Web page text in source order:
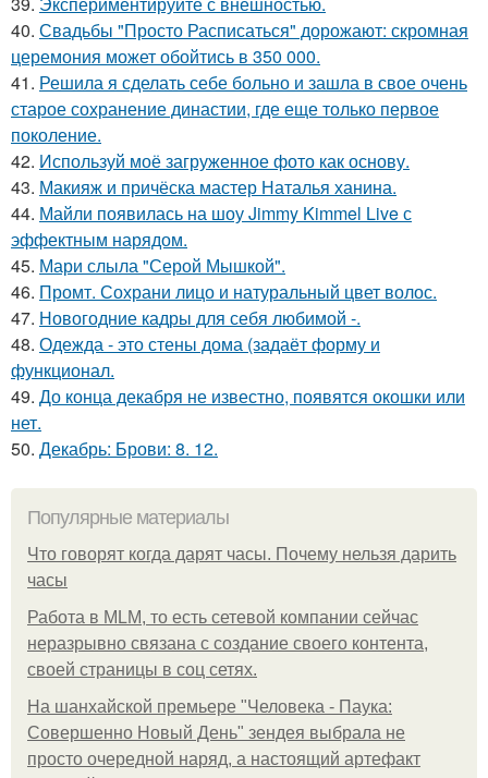
40. Свадьбы "Просто Расписаться" дорожают: скромная
церемония может обойтись в 350 000.
41. Решила я сделать себе больно и зашла в свое очень
старое сохранение династии, где еще только первое
поколение.
42. Используй моё загруженное фото как основу.
43. Макияж и причёска мастер Наталья ханина.
44. Майли появилась на шоу Jimmy Kimmel Live с
эффектным нарядом.
45. Мари слыла "Серой Мышкой".
46. Промт. Сохрани лицо и натуральный цвет волос.
47. Новогодние кадры для себя любимой -.
48. Одежда - это стены дома (задаёт форму и
функционал.
49. До конца декабря не известно, появятся окошки или
нет.
50. Декабрь: Брови: 8. 12.
Популярные материалы
Что говорят когда дарят часы. Почему нельзя дарить
часы
Работа в MLM, то есть сетевой компании сейчас
неразрывно связана с создание своего контента,
своей страницы в соц сетях.
На шанхайской премьере "Человека - Паука:
Совершенно Новый День" зендея выбрала не
просто очередной наряд, а настоящий артефакт